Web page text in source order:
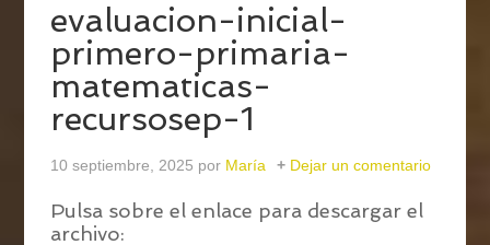
evaluacion-inicial-
primero-primaria-
matematicas-
recursosep-1
10 septiembre, 2025 por María Dejar un comentario
Pulsa sobre el enlace para descargar el
archivo: